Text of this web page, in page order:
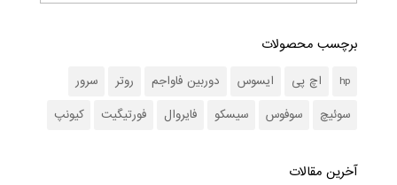
برچسب محصولات
hp اچ پی ایسوس دوربین فاواجم روتر
سرور
سوئیچ
سوفوس سیسکو فایروال فورتیگیت کیونپ
آخرین مقالات